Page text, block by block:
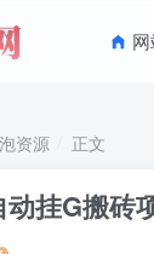
资源 正文
挂G搬砖